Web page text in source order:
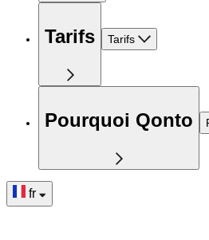
Tarifs Tarifs
Pourquoi Qonto
fr